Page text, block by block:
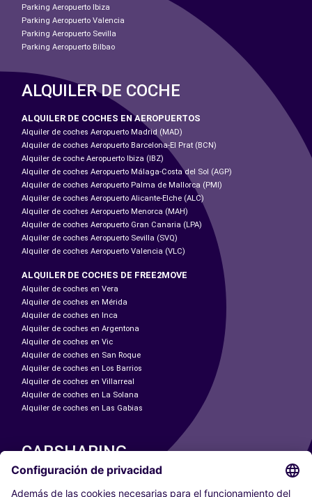
Parking Aeropuerto Ibiza
Parking Aeropuerto Valencia
Parking Aeropuerto Sevilla
Parking Aeropuerto Bilbao
ALQUILER DE COCHE
ALQUILER DE COCHES EN AEROPUERTOS
Alquiler de coches Aeropuerto Madrid (MAD)
Alquiler de coches Aeropuerto Barcelona-El Prat (BCN)
Alquiler de coche Aeropuerto Ibiza (IBZ)
Alquiler de coches Aeropuerto Málaga-Costa del Sol (AGP)
Alquiler de coches Aeropuerto Palma de Mallorca (PMI)
Alquiler de coches Aeropuerto Alicante-Elche (ALC)
Alquiler de coches Aeropuerto Menorca (MAH)
Alquiler de coches Aeropuerto Gran Canaria (LPA)
Alquiler de coches Aeropuerto Sevilla (SVQ)
Alquiler de coches Aeropuerto Valencia (VLC)
ALQUILER DE COCHES DE FREE2MOVE
Alquiler de coches en Vera
Alquiler de coches en Mérida
Alquiler de coches en Inca
Alquiler de coches en Argentona
Alquiler de coches en Vic
Alquiler de coches en San Roque
Alquiler de coches en Los Barrios
Alquiler de coches en Villarreal
Alquiler de coches en La Solana
Alquiler de coches en Las Gabias
CARSHARING
NUESTRAS CIUDADES
Paris